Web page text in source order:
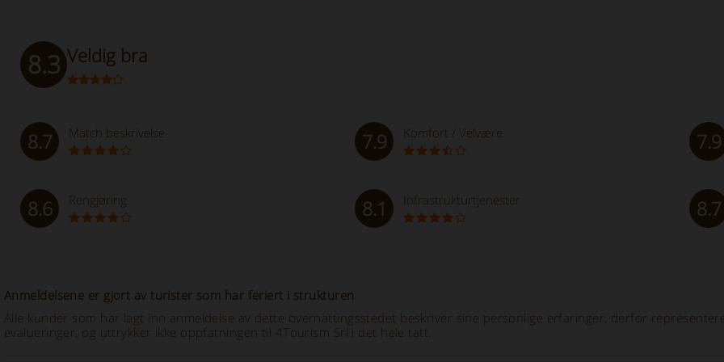
8.3 Veldig bra
8.7 Match beskrivelse 7.9 Komfort / Velvære 7.9
8.6 Rengjøring 8.1 Infrastrukturtjenester 8.7
Anmeldelsene er gjort av turister som har feriert i strukturen
Alle kunder som har lagt inn anmeldelse av dette overnattingsstedet beskriver sine personlige erfaringer, derfor
evalueringer, og uttrykker ikke oppfatningen til 4Tourism Srl i det hele tatt.